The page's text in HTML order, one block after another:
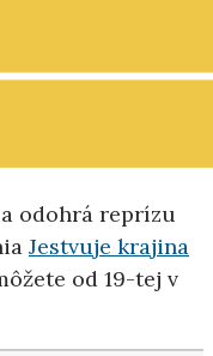
odohrá reprízu
Jestvuje krajina
od 19-tej v